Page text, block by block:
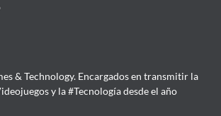
& Technology. Encargados en transmitir la
y la #Tecnología desde el año